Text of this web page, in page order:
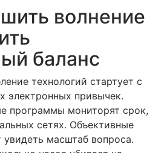
волнение
баланс
технологий стартует с
электронных привычек.
программы мониторят срок,
сетях. Объективные
увидеть масштаб вопроса.